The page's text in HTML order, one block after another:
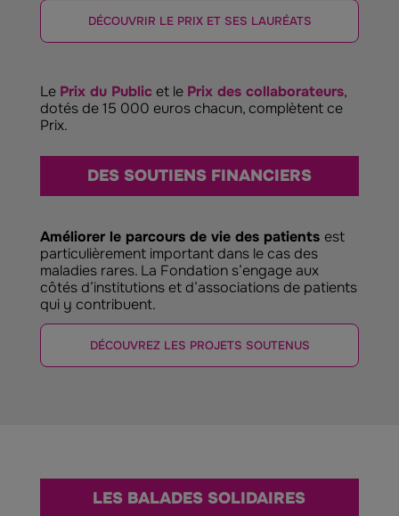
DÉCOUVRIR LE PRIX ET SES LAURÉATS
Le Prix du Publicet le Prix des collaborateurs,
dotés de 15 000 euros chacun, complètent ce
Prix.
DES SOUTIENS FINANCIERS
Améliorer le parcours de vie des patients est
particulièrement important dans le cas des
maladies rares. La Fondation s’engage aux
côtés d’institutions et d’associations de patients
qui y contribuent.
DÉCOUVREZ LES PROJETS SOUTENUS
LES BALADES SOLIDAIRES